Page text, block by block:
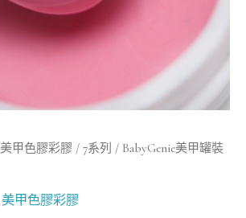
美甲色膠彩膠 / 7系列 / BabyGenie美甲罐裝
美甲色膠彩膠